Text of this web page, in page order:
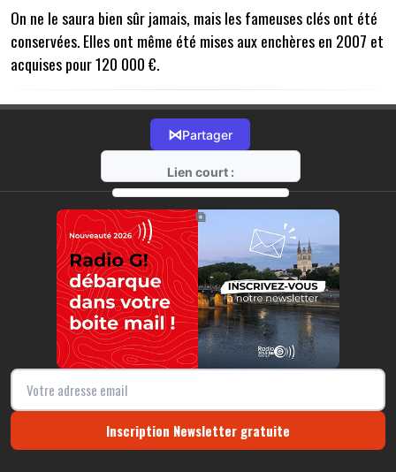
On ne le saura bien sûr jamais, mais les fameuses clés ont été
conservées. Elles ont même été mises aux enchères en 2007 et
acquises pour 120 000 €.
⋈Partager
Lien court :
https://radio-g.fr?14502
⧉
Inscription Newsletter gratuite